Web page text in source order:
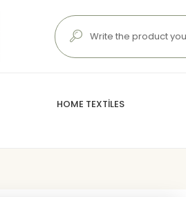
HOME TEXTİLES